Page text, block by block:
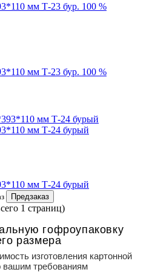
мм Т-23 бур. 100 %
мм Т-23 бур. 100 %
мм Т-24 бурый
мм Т-24 бурый
Предзаказ
1 страниц)
гофроупаковку
размера
изготовления картонной
вашим требованиям